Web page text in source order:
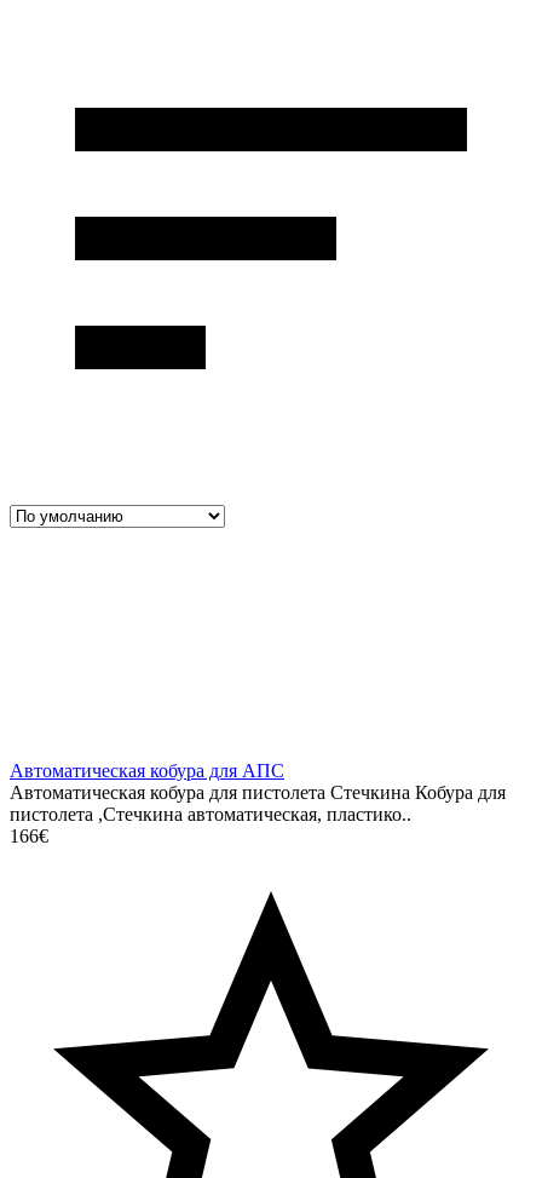
Автоматическая кобура для АПС
Автоматическая кобура для пистолета Стечкина Кобура для
пистолета ,Стечкина автоматическая, пластико..
166€